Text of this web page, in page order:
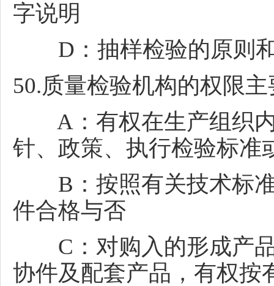
字说明
D：抽样检验的原则和
50.质量检验机构的权限主
A：有权在生产组织内
针、政策、执行检验标准
B：按照有关技术标准
件合格与否
C：对购入的形成产品
协件及配套产品，有权按